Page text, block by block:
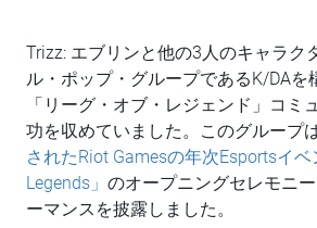
Trizz: エブリンと他の3人のキャラク
ル・ポップ・グループであるK/DAを
「リーグ・オブ・レジェンド」コミ
功を収めていました。このグループは
されたRiot Gamesの年次Esportsイ
Legends」 のオープニングセレモニ
ーマンスを披露しました。